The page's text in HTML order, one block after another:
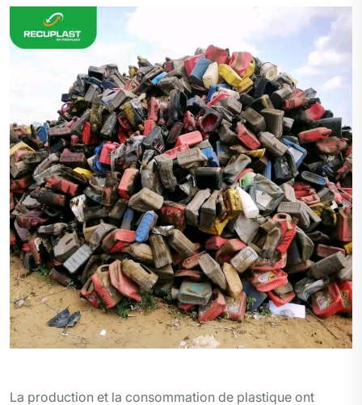
La production et la consommation de plastique ont